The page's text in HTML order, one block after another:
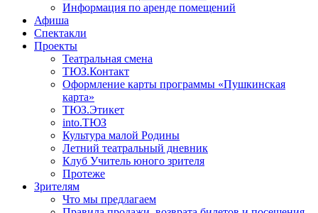
Информация по аренде помещений
Афиша
Спектакли
Проекты
Театральная смена
ТЮЗ.Контакт
Оформление карты программы «Пушкинская
карта»
ТЮЗ.Этикет
into.ТЮЗ
Культура малой Родины
Летний театральный дневник
Клуб Учитель юного зрителя
Протеже
Зрителям
Что мы предлагаем